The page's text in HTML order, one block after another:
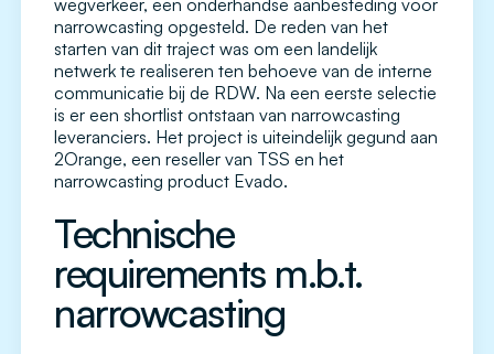
wegverkeer, een onderhandse aanbesteding voor
narrowcasting opgesteld. De reden van het
starten van dit traject was om een landelijk
netwerk te realiseren ten behoeve van de interne
communicatie bij de RDW. Na een eerste selectie
is er een shortlist ontstaan van narrowcasting
leveranciers. Het project is uiteindelijk gegund aan
2Orange, een reseller van TSS en het
narrowcasting product Evado.
Technische
requirements m.b.t.
narrowcasting